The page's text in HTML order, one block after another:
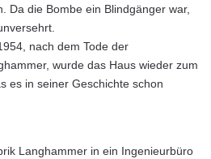
Da die Bombe ein Blindgänger war,
nach dem Tode der
wurde das Haus wieder zum
es in seiner Geschichte schon
Langhammer in ein Ingenieurbüro